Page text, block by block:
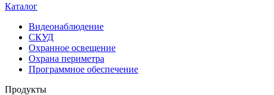
Каталог
Видеонаблюдение
СКУД
Охранное освещение
Охрана периметра
Программное обеспечение
Продукты